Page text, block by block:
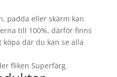
padda eller skärm kan
till 100%, därför finns
där du kan se alla
fliken Superfärg.